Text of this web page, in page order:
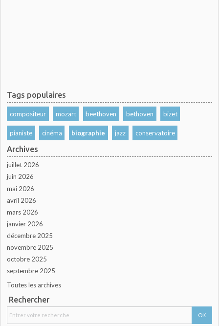
Tags populaires
compositeur mozart beethoven bethoven bizet
pianiste cinéma biographie jazz conservatoire
Archives
juillet 2026
juin 2026
mai 2026
avril 2026
mars 2026
janvier 2026
décembre 2025
novembre 2025
octobre 2025
septembre 2025
Toutes les archives
Rechercher